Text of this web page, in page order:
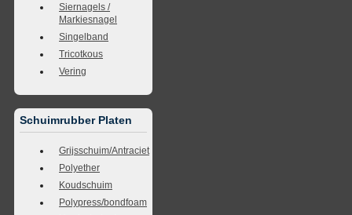
Siernagels /
Markiesnagel
Singelband
Tricotkous
Vering
Schuimrubber Platen
Grijsschuim/Antraciet
Polyether
Koudschuim
Polypress/bondfoam